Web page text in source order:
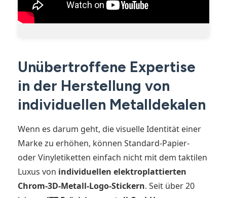
Unübertroffene Expertise
in der Herstellung von
individuellen Metalldekalen
Wenn es darum geht, die visuelle Identität einer
Marke zu erhöhen, können Standard-Papier-
oder Vinyletiketten einfach nicht mit dem taktilen
Luxus von individuellen elektroplattierten
Chrom-3D-Metall-Logo-Stickern. Seit über 20